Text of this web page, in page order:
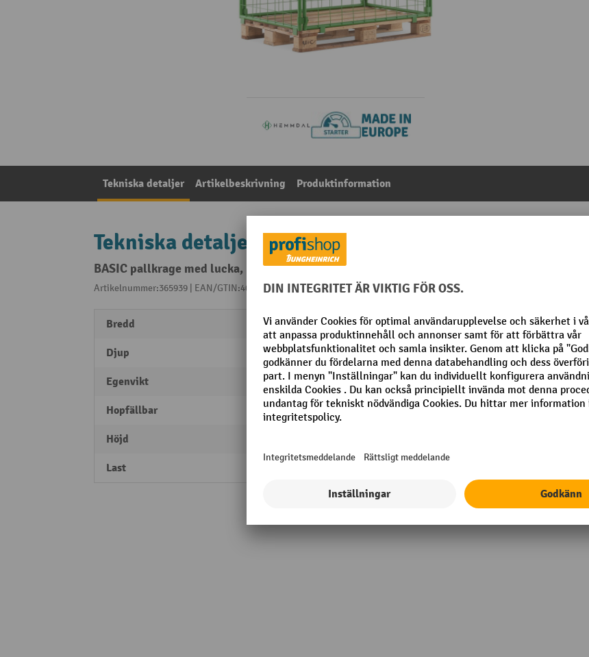
Tekniska detaljer Artikelbeskrivning Produktinformation
Tekniska detaljer
BASIC pallkrage med lucka, maskstorlek 100 x 100 mm, HxBxD 1 600 x 1 200 x 800 mm,
Artikelnummer:365939 | EAN/GTIN:4055091265100Från kategorin:Nätpallramar
Bredd 1200 mm
Djup 800 mm
Egenvikt 38,5 kg
Hopfällbar ja
Höjd
Last
Nominell last
RAL-färg
Segmentet
Staplingsbar